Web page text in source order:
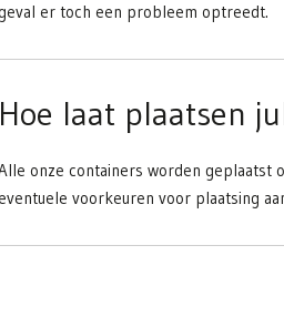
er toch een probleem optreedt.
Hoe laat plaatsen
onze containers worden geplaatst
voorkeuren voor plaatsing